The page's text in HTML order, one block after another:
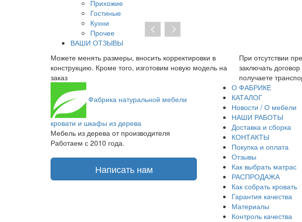
Прихожие
Гостиные
Кухни
Прочее
ВАШИ ОТЗЫВЫ
корректировки в
новую модель на
При отсутствии предоплаты нет необходимости
заключать договор на изготовление. От курьера вы
получаете транспортную накладную и товарный чек.
Мы
Фабрика натуральной мебели
кровати и шкафы из дерева
Мебель из дерева от производителя
Работаем с 2010 года.
Написать нам
О ФАБРИКЕ
КАТАЛОГ
Новости / О мебели
НАШИ РАБОТЫ
Доставка и сборка
КОНТАКТЫ
Покупка и оплата
Отзывы
Как выбрать матрас
РАСПРОДАЖА
Как собрать кровать
Гарантия качества
Материалы
Контроль качества